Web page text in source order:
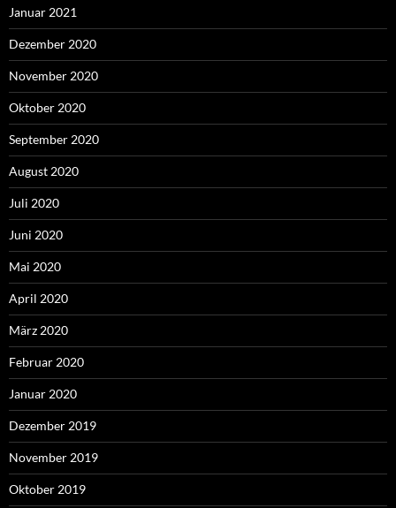
Januar 2021
Dezember 2020
November 2020
Oktober 2020
September 2020
August 2020
Juli 2020
Juni 2020
Mai 2020
April 2020
März 2020
Februar 2020
Januar 2020
Dezember 2019
November 2019
Oktober 2019